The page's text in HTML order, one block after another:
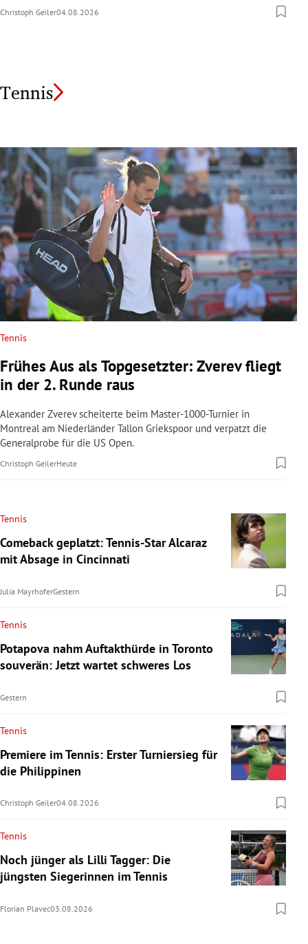
Christoph Geiler04.08.2026
Tennis
Tennis
Frühes Aus als Topgesetzter: Zverev fliegt
in der 2. Runde raus
Alexander Zverev scheiterte beim Master-1000-Turnier in
Montreal am Niederländer Tallon Griekspoor und verpatzt die
Generalprobe für die US Open.
Christoph GeilerHeute
Tennis
Comeback geplatzt: Tennis-Star Alcaraz
mit Absage in Cincinnati
Julia MayrhoferGestern
Tennis
Potapova nahm Auftakthürde in Toronto
souverän: Jetzt wartet schweres Los
Gestern
Tennis
Premiere im Tennis: Erster Turniersieg für
die Philippinen
Christoph Geiler04.08.2026
Tennis
Noch jünger als Lilli Tagger: Die
jüngsten Siegerinnen im Tennis
Florian Plavec03.08.2026